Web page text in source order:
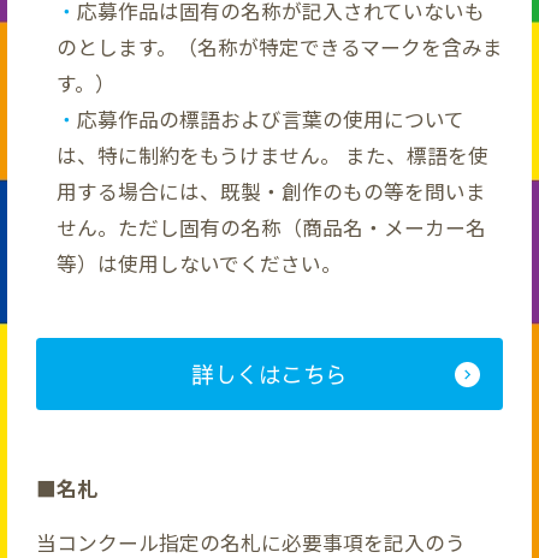
応募作品は固有の名称が記入されていないも
のとします。（名称が特定できるマークを含みま
す。）
応募作品の標語および言葉の使用について
は、特に制約をもうけません。 また、標語を使
用する場合には、既製・創作のもの等を問いま
せん。ただし固有の名称（商品名・メーカー名
等）は使用しないでください。
詳しくはこちら
■名札
当コンクール指定の名札に必要事項を記入のう